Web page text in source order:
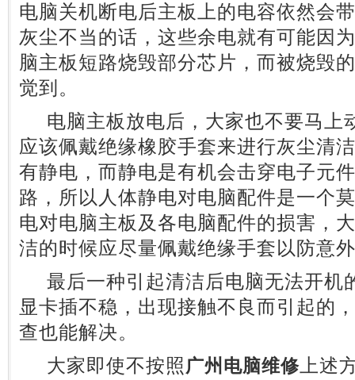
电脑关机断电后主板上的电容依然会
灰尘不当的话，这些余电就有可能因
脑主板短路烧毁部分芯片，而被烧毁
觉到。
电脑主板放电后，大家也不要马上
应该佩戴绝缘橡胶手套来进行灰尘清
有静电，而静电是有机会击穿电子元
路，所以人体静电对电脑配件是一个
电对电脑主板及各电脑配件的损害，
洁的时候应尽量佩戴绝缘手套以防意
最后一种引起清洁后电脑无法开机
显卡插不稳，出现接触不良而引起的
查也能解决。
大家即使不按照广州电脑维修 上述